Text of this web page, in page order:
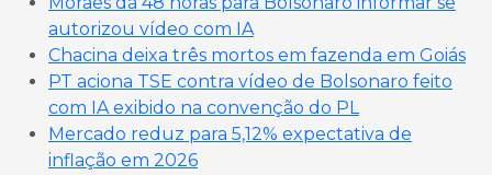
autorizou vídeo com IA
Chacina deixa três mortos em fazenda em Goiás
PT aciona TSE contra vídeo de Bolsonaro feito
com IA exibido na convenção do PL
Mercado reduz para 5,12% expectativa de
inflação em 2026